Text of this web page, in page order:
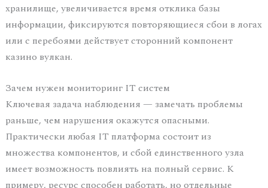
хранилище, увеличивается время отклика базы
информации, фиксируются повторяющиеся сбои в логах
или с перебоями действует сторонний компонент
казино вулкан.
Зачем нужен мониторинг IT систем
Ключевая задача наблюдения — замечать проблемы
раньше, чем нарушения окажутся опасными.
Практически любая IT платформа состоит из
множества компонентов, и сбой единственного узла
имеет возможность повлиять на полный сервис. К
примеру, ресурс способен работать, но отдельные